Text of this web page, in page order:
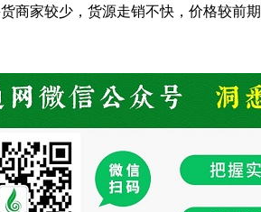
商家较少，货源走销不快，价格较前